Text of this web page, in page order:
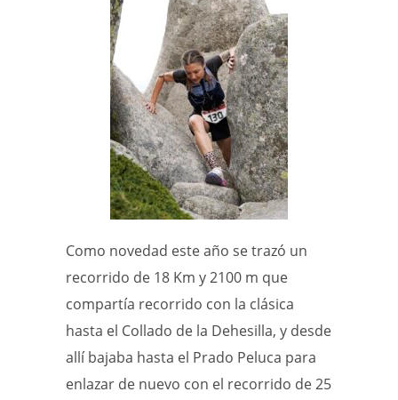
Como novedad este año se trazó un
recorrido de 18 Km y 2100 m que
compartía recorrido con la clásica
hasta el Collado de la Dehesilla, y desde
allí bajaba hasta el Prado Peluca para
enlazar de nuevo con el recorrido de 25